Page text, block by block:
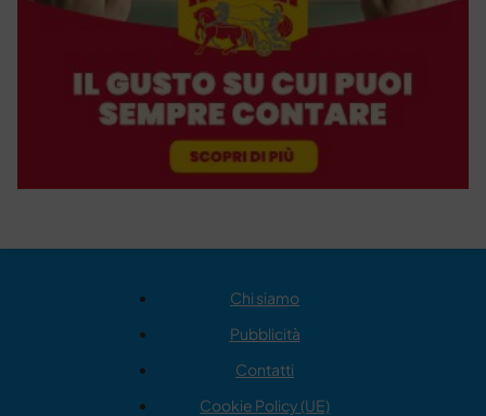
Chi siamo
Pubblicità
Contatti
Cookie Policy (UE)